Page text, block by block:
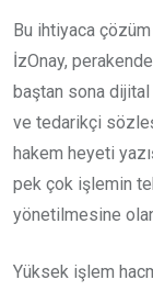
Bu ihtiyaca
İzOnay,
baştan sona
ve tedarikçi
hakem heyeti
pek çok işlemin
yönetilmesine
Yüksek işlem